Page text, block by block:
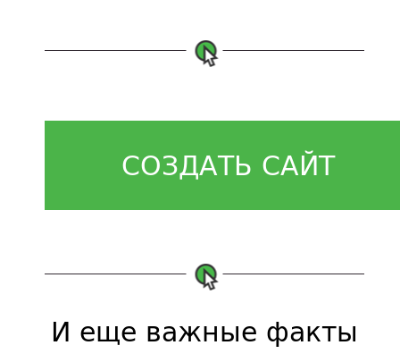
СОЗДАТЬ САЙТ
И еще важные факты